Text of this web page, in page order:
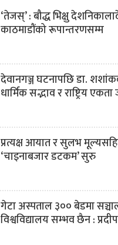
‘तेजस्’ : बौद्ध भिक्षु
काठमाडौंको रूपान्तरणसम्म
देवानगञ्ज घटनापछि डा.
धार्मिक सद्भाव र राष्ट्रिय
प्रत्यक्ष आयात र सुलभ
‘चाइनाबजार डटकम’ सुरु
गेटा अस्पताल ३०० बेडमा
विश्वविद्यालय सम्भव छैन :